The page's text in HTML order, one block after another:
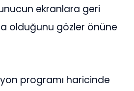
ekranlara geri
olduğunu gözler önüne
programı haricinde